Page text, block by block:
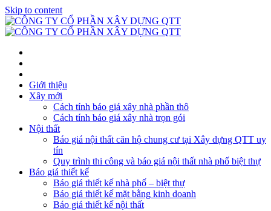
Skip to content
Giới thiệu
Xây mới
Cách tính báo giá xây nhà phần thô
Cách tính báo giá xây nhà trọn gói
Nội thất
Báo giá nội thất căn hộ chung cư tại Xây dựng QTT uy
tín
Quy trình thi công và báo giá nội thất nhà phố biệt thự
Báo giá thiết kế
Báo giá thiết kế nhà phố – biệt thự
Báo giá thiết kế mặt bằng kinh doanh
Báo giá thiết kế nội thất